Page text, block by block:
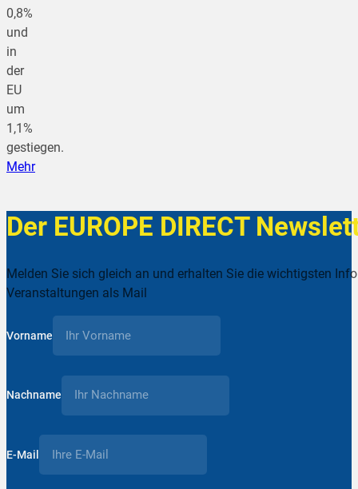
0,8%
und
in
der
EU
um
1,1%
gestiegen.
Mehr
Der EUROPE DIRECT
Melden Sie sich gleich an und erhalten Sie die wichtigsten
Veranstaltungen als Mail
Vorname
Nachname
E-Mail